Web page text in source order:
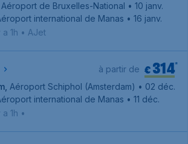
Aéroport de Bruxelles-National • 10 janv.
international de Manas • 16 janv.
1h • AJet
€314*
à partir de
Aéroport Schiphol (Amsterdam) • 02 déc.
international de Manas • 11 déc.
1h •